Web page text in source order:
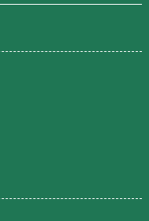
广东省汕尾市城区香洲街道园林社区翠园街劳力士售后服务中心（需提前预约）
广东省深圳市罗湖区深南东路5001号华润大厦17层1701室劳力士售后服务中心（需提前预约）